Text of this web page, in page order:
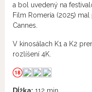
a bol uvedený na
Film Romería (2025)
Cannes.
V kinosálach K1 a K2
rozlíšení 4K.
Dĺžka: 112 min